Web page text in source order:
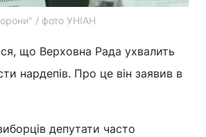
/ фото УНІАН
що Верховна Рада ухвалить
нардепів. Про це він заявив в
депутати часто